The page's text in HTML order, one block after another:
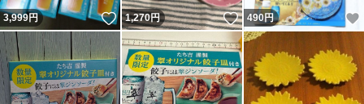
3,999円 いいね！
1,270円 いいね！
490円